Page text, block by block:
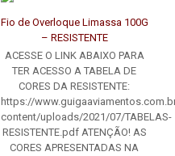
Fio de Overloque Limassa 100G
– RESISTENTE
ACESSE O LINK ABAIXO PARA
TER ACESSO A TABELA DE
CORES DA RESISTENTE:
https://
content/uploads/2021/07/TABELAS-
RESISTENTE.pdf ATENÇÃO! AS
CORES APRESENTADAS NA